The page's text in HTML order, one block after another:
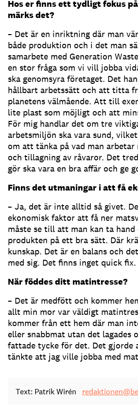
Hos er finns ett tydligt fokus
märks det?
– Det är en inriktning där man
både produktion och i det man
samarbete med Generation
en stor fråga som vi vill jobba
ska genomsyra företaget. Det
hållbart arbetssätt och att titta
planetens välmående. Att till
lite plast som möjligt och att
För mig handlar det om tre
arbetsmiljön ska vara sund,
om att tänka på vad man
och tillagning av råvaror. Det
gör ska vara en bra affär och ge
Finns det utmaningar i att få
– Ja, det är inte alltid så givet.
ekonomisk faktor att få ner
måste se till att man kan ta hand
produkten på ett bra sätt. Där
kunskap. Det är en balans och
med sig. Det finns inget quick fix.
När föddes ditt matintresse?
– Det är medfött och kommer
allt min mor var väldigt
kommer från ett hem där man
eller snabbmat utan det lagades
fattade tycke för det. Det gjorde
tänkte att jag ville jobba med
Text: Patrik Wirén